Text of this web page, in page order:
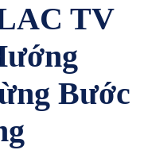
TV
Bước